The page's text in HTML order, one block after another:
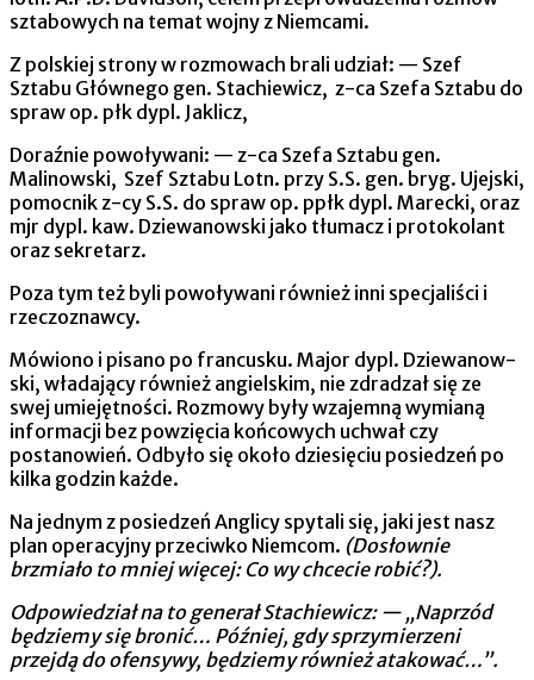
sztabowych na temat wojny z Niemcami.
Z polskiej strony w rozmowach brali udział: — Szef
Sztabu Głównego gen. Stachiewicz, z-ca Szefa Sztabu do
spraw op. płk dypl. Jaklicz,
Doraźnie powoływani: — z-ca Szefa Sztabu gen.
Malinowski, Szef Sztabu Lotn. przy S.S. gen. bryg. Ujejski,
pomocnik z-cy S.S. do spraw op. ppłk dypl. Marecki, oraz
mjr dypl. kaw. Dziewanowski jako tłumacz i pro­tokolant
oraz sekretarz.
Poza tym też byli powoływani również inni specjaliści i
rzeczoznawcy.
Mówiono i pisano po francusku. Major dypl. Dziewanow­
ski, władający również angielskim, nie zdradzał się ze
swej umie­jętności. Rozmowy były wzajemną wymianą
informacji bez powzięcia końcowych uchwał czy
postanowień. Odbyło się około dziesięciu posiedzeń po
kilka godzin każde.
Na jednym z posiedzeń Anglicy spytali się, jaki jest nasz
plan operacyjny przeciwko Niemcom. (Dosłownie
brzmiało to mniej więcej: Co wy chcecie robić?).
Odpowiedział na to generał Stachiewicz: — „Naprzód
będziemy się bronić… Później, gdy sprzymierzeni
przejdą do ofensywy, będziemy również atakować…”.